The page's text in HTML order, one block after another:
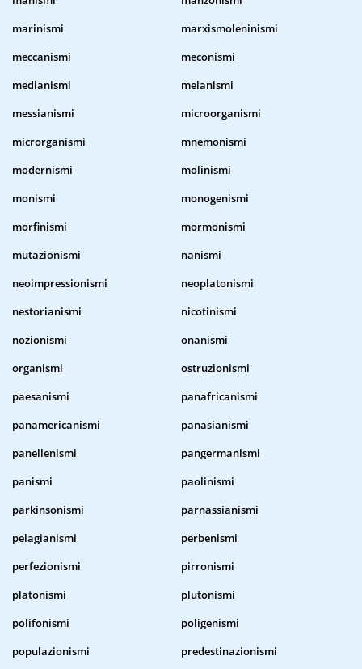
marinismi
marxismoleninismi
meccanismi
meconismi
medianismi
melanismi
messianismi
microorganismi
microrganismi
mnemonismi
modernismi
molinismi
monismi
monogenismi
morfinismi
mormonismi
mutazionismi
nanismi
neoimpressionismi
neoplatonismi
nestorianismi
nicotinismi
nozionismi
onanismi
organismi
ostruzionismi
paesanismi
panafricanismi
panamericanismi
panasianismi
panellenismi
pangermanismi
panismi
paolinismi
parkinsonismi
parnassianismi
pelagianismi
perbenismi
perfezionismi
pirronismi
platonismi
plutonismi
polifonismi
poligenismi
populazionismi
predestinazionismi